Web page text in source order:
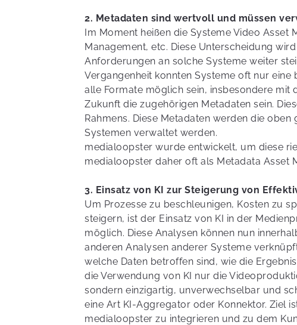
2. Metadaten sind wertvoll und müssen
Im Moment heißen die Systeme Video Asset
Management, etc. Diese Unterscheidung
Anforderungen an solche Systeme weiter
Vergangenheit konnten Systeme oft nur
alle Formate möglich sein, insbesondere mit
Zukunft die zugehörigen Metadaten sein.
Rahmens. Diese Metadaten werden die
Systemen verwaltet werden.
medialoopster wurde entwickelt, um diese
medialoopster daher oft als Metadata Asset
3. Einsatz von KI zur Steigerung von
Um Prozesse zu beschleunigen, Kosten zu
steigern, ist der Einsatz von KI in der
möglich. Diese Analysen können nun
anderen Analysen anderer Systeme
welche Daten betroffen sind, wie die
die Verwendung von KI nur die
sondern einzigartig, unverwechselbar und
eine Art KI-Aggregator oder Konnektor. Ziel
medialoopster zu integrieren und zu dem